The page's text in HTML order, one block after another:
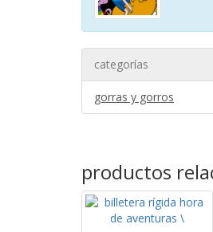
categorías
gorras y gorros
productos